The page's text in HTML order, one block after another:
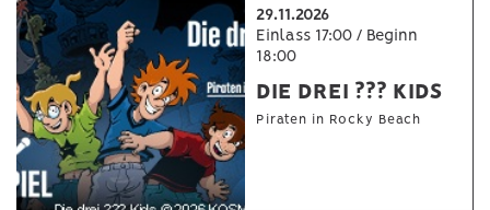
29.11.2026
Einlass 17:00 / Beginn
18:00
DIE DREI ??? KIDS
Piraten in Rocky Beach